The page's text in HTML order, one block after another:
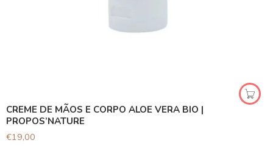
CREME DE MÃOS E CORPO ALOE VERA BIO |
PROPOS’NATURE
€19,00